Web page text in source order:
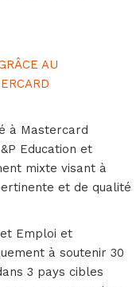
AU
à Mastercard
Education et
mixte visant à
et de qualité
Emploi et
à soutenir 30
3 pays cibles